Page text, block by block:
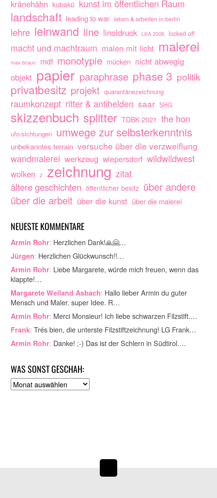
kränehähn kubakü kunst im öffentlichen Raum
landschaft leading to war leben & arbeiten in berlin
lehre leinwand line linoldruck LKA 2008 locked off
macht und machtraum malen mit licht malerei
max braun mdf monotypie mücken nicht abwegig
objekt papier paraphrase phase 3 politik
privatbesitz projekt quarantänezeichnung
raumkonzept ritter & antihelden saar SHG
skizzenbuch splitter TDBK 2021 the hon
ufo-sichtungen umwege zur selbsterkenntnis
unbekanntes terrain versuche über die verzweiflung
wandmalerei werkzeug wiepersdorf wildwildwest
wolken z zeichnung zitat
ältere geschichten öffentlicher besitz über andere
über die arbeit über die kunst über die malerei
NEUESTE KOMMENTARE
Armin Rohr: Herzlichen Dank!🙏🤗…
Jürgen: Herzlichen Glückwunsch!!…
Armin Rohr: Liebe Margarete, würde mich freuen, wenn das
klappte!…
Margarete Weiland Asbach: Hallo lieber Armin du guter
Mensch und Maler. super Idee. R…
Armin Rohr: Merci Monsieur! Ich liebe schwarzen Filzstift.…
Frank: Trés bien, die unterste Filzstiftzeichnung! LG Frank…
Armin Rohr: Danke! ;-) Das ist der Schlern in Südtirol.…
WAS SONST GESCHAH:
A